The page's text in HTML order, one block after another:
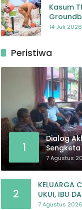
Kasum
14 Juli
Peristiwa
1
Dialog
Lingkar
Nasional
7 Agustus
2
KELUARGA
UKUI, IBU
BELUM
7 Agustus 2026